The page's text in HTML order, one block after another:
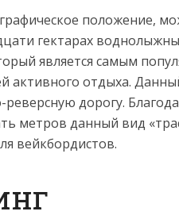
положение,
гектарах
является самым
активного отдыха.
дорогу.
метров данный вид
вейкбордистов.